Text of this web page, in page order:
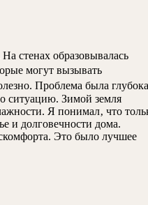
стенах образовывалась
могут вызывать
Проблема была
ситуацию. Зимой земля
Я понимал‚ что
и долговечности дома.
Это было лучшее